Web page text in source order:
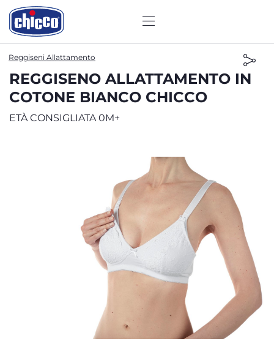
Reggiseni Allattamento
REGGISENO ALLATTAMENTO IN
COTONE BIANCO CHICCO
ETÀ CONSIGLIATA 0M+